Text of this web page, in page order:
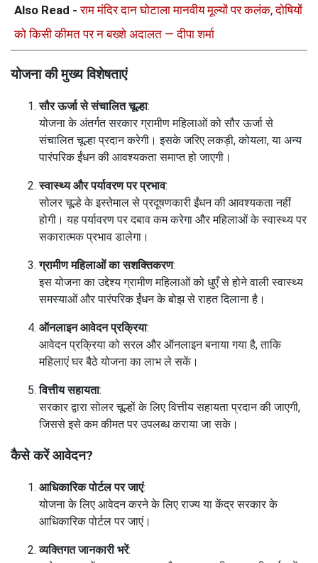
Also Read -राम मंदिर दान घोटाला मानवीय मूल्यों पर कलंक,
दोषियों को किसी कीमत पर न बख्शे अदालत — दीपा शर्मा
योजना की मुख्य विशेषताएं
सौर ऊर्जा से संचालित चूल्हा:
योजना के अंतर्गत सरकार ग्रामीण महिलाओं को सौर ऊर्जा से संचालित
चूल्हा प्रदान करेगी। इसके जरिए लकड़ी, कोयला, या अन्य पारंपरिक ईंधन
की आवश्यकता समाप्त हो जाएगी।
स्वास्थ्य और पर्यावरण पर प्रभाव:
सोलर चूल्हे के इस्तेमाल से प्रदूषणकारी ईंधन की आवश्यकता नहीं होगी।
प्रभाव डालेगा।
ग्रामीण महिलाओं का सशक्तिकरण
इस योजना का उद्देश्य ग्रामीण महिलाओं को धुएँ से होने वाली स्वास्थ्य
समस्याओं और पारंपरिक ईंधन के बोझ से राहत दिलाना है।
ऑनलाइन आवेदन प्रक्रिया
आवेदन प्रक्रिया को सरल और ऑनलाइन बनाया गया है, ताकि महिलाएं घर
बैठे योजना का लाभ ले सकें।
वित्तीय सहायता
सरकार द्वारा सोलर चूल्हों के लिए वित्तीय सहायता प्रदान की जाएगी, जिससे
इसे कम कीमत पर उपलब्ध कराया जा सके।
कैसे करें आवेदन?